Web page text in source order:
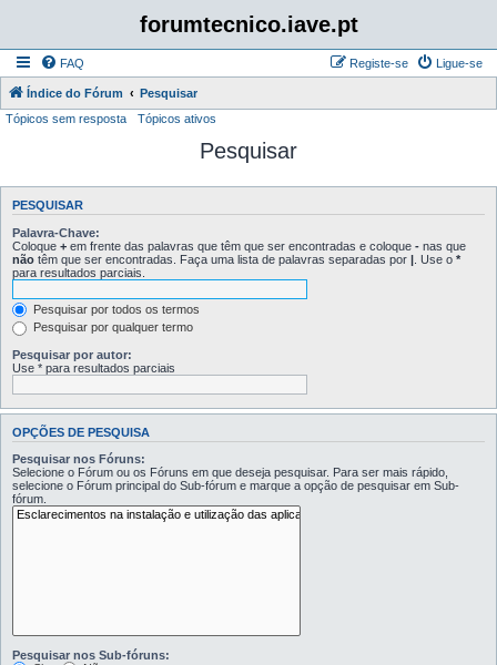
forumtecnico.iave.pt
FAQ Ligue-se
Registe-se
Índice do Fórum
Pesquisar
Tópicos sem resposta
Tópicos ativos
Pesquisar
PESQUISAR
Palavra-Chave:
Coloque + em frente das palavras que têm que ser encontradas e coloque - nas que
não têm que ser encontradas. Faça uma lista de palavras separadas por | . Use o *
para resultados parciais.
Pesquisar por todos os termos
Pesquisar por qualquer termo
Pesquisar por autor:
Use * para resultados parciais
OPÇÕES DE PESQUISA
Pesquisar nos Fóruns:
Selecione o Fórum ou os Fóruns em que deseja pesquisar. Para ser mais rápido,
selecione o Fórum principal do Sub-fórum e marque a opção de pesquisar em Sub-
fórum.
Pesquisar nos Sub-fóruns: